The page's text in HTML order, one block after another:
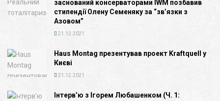
заснований консерваторами IWM позбавив
стипендії Олену Семеняку за “зв’язки з
Азовом”
21.12.2021
Haus Montag презентував проект Kraftquell у
Києві
21.12.2021
Інтерв’ю з Ігорем Любашенком (Ч. 1: